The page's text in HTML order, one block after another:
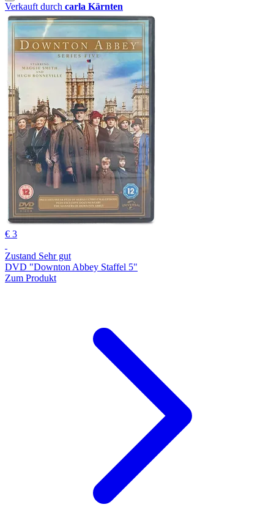
Verkauft durch carla Kärnten
€ 3
Zustand Sehr gut
DVD "Downton Abbey Staffel 5"
Zum Produkt